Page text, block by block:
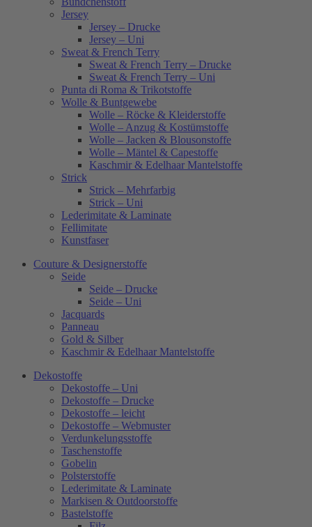
Jersey
Jersey – Drucke
Jersey – Uni
Sweat & French Terry
Sweat & French Terry – Drucke
Sweat & French Terry – Uni
Punta di Roma & Trikotstoffe
Wolle & Buntgewebe
Wolle – Röcke & Kleiderstoffe
Wolle – Anzug & Kostümstoffe
Wolle – Jacken & Blousonstoffe
Wolle – Mäntel & Capestoffe
Kaschmir & Edelhaar Mantelstoffe
Strick
Strick – Mehrfarbig
Strick – Uni
Lederimitate & Laminate
Fellimitate
Kunstfaser
Couture & Designerstoffe
Seide
Seide – Drucke
Seide – Uni
Jacquards
Panneau
Gold & Silber
Kaschmir & Edelhaar Mantelstoffe
Dekostoffe
Dekostoffe – Uni
Dekostoffe – Drucke
Dekostoffe – leicht
Dekostoffe – Webmuster
Verdunkelungsstoffe
Taschenstoffe
Gobelin
Polsterstoffe
Lederimitate & Laminate
Markisen & Outdoorstoffe
Bastelstoffe